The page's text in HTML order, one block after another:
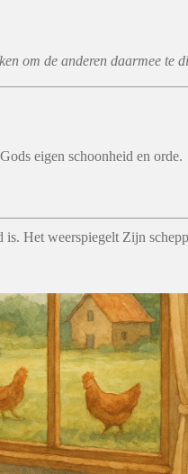
om de anderen daarmee te
eigen schoonheid en orde.
Het weerspiegelt Zijn